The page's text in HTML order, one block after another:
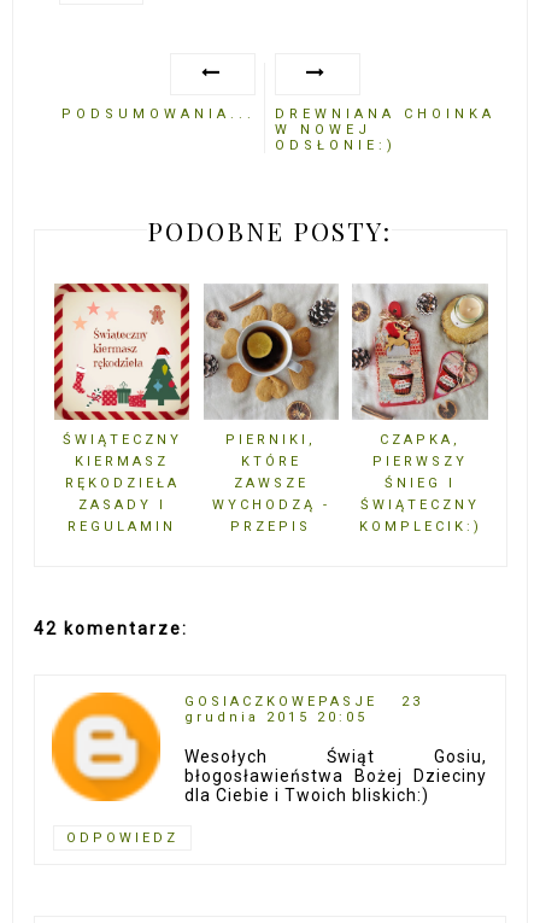
PODSUMOWANIA...
DREWNIANA CHOINKA
W NOWEJ
ODSŁONIE:)
PODOBNE POSTY:
ŚWIĄTECZNY
KIERMASZ
RĘKODZIEŁA
ZASADY I
REGULAMIN
PIERNIKI,
KTÓRE
ZAWSZE
WYCHODZĄ -
PRZEPIS
CZAPKA,
PIERWSZY
ŚNIEG I
ŚWIĄTECZNY
KOMPLECIK:)
42 komentarze:
GOSIACZKOWEPASJE
23
grudnia 2015 20:05
Wesołych Świąt Gosiu,
błogosławieństwa Bożej Dzieciny
dla Ciebie i Twoich bliskich:)
ODPOWIEDZ